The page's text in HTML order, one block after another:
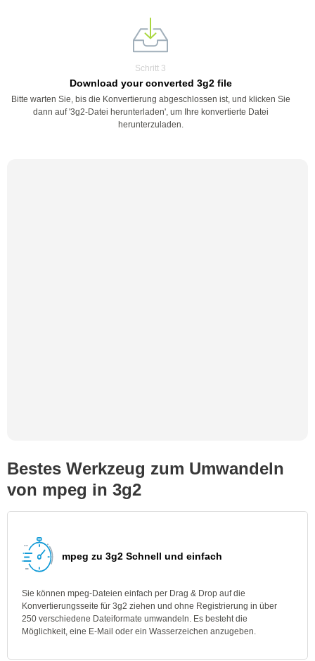
Schritt 3
Download your converted 3g2 file
Bitte warten Sie, bis die Konvertierung abgeschlossen ist, und klicken Sie
dann auf '3g2-Datei herunterladen', um Ihre konvertierte Datei
herunterzuladen.
Bestes Werkzeug zum Umwandeln
von mpeg in 3g2
mpeg zu 3g2 Schnell und einfach
Sie können mpeg-Dateien einfach per Drag & Drop auf die
Konvertierungsseite für 3g2 ziehen und ohne Registrierung in über
250 verschiedene Dateiformate umwandeln. Es besteht die
Möglichkeit, eine E-Mail oder ein Wasserzeichen anzugeben.